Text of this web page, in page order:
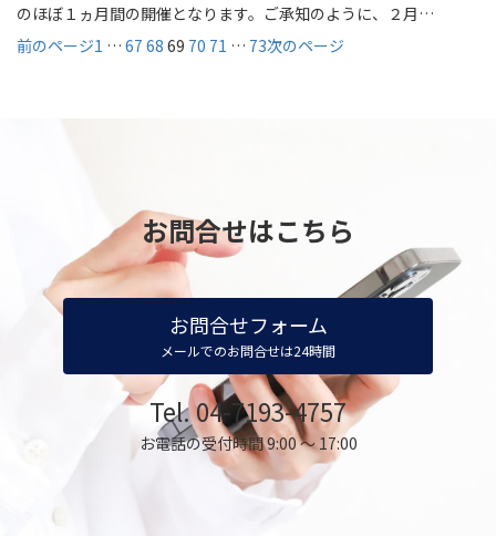
のほぼ１ヵ月間の開催となります。ご承知のように、２月…
前のページ1 … 67 68 69 70 71 … 73次のページ
お問合せはこちら
お問合せフォーム
メールでのお問合せは24時間
Tel. 04-7193-4757
お電話の受付時間 9:00 ～ 17:00